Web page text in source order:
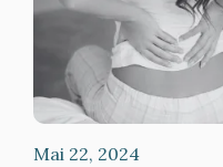
Mai 22, 2024